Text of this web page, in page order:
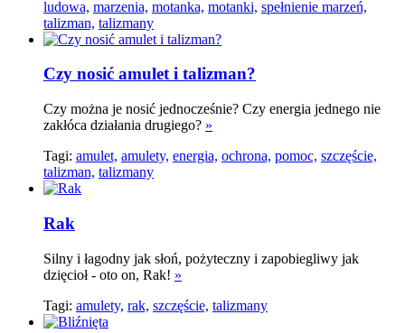
ludowa, marzenia, motanka, motanki, spełnienie marzeń,
talizman, talizmany
Czy nosić amulet i talizman?
Czy można je nosić jednocześnie? Czy energia jednego nie
zakłóca działania drugiego? »
Tagi: amulet, amulety, energia, ochrona, pomoc, szczęście,
talizman, talizmany
Rak
Silny i łagodny jak słoń, pożyteczny i zapobiegliwy jak
dzięcioł - oto on, Rak! »
Tagi: amulety, rak, szczęście, talizmany